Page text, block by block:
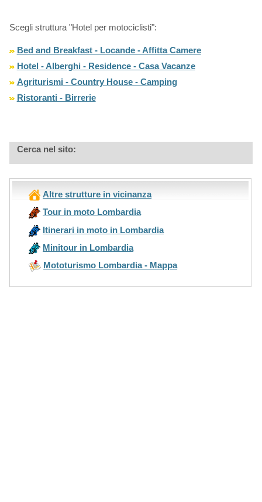
Scegli struttura "Hotel per motociclisti":
Bed and Breakfast - Locande - Affitta Camere
Hotel - Alberghi - Residence - Casa Vacanze
Agriturismi - Country House - Camping
Ristoranti - Birrerie
Cerca nel sito:
Altre strutture in vicinanza
Tour in moto Lombardia
Itinerari in moto in Lombardia
Minitour in Lombardia
Mototurismo Lombardia - Mappa